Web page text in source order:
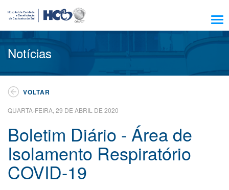
Sobre Nós
Amigo HCB
Notícias
Trabalhe Conosco
Residência, Ensino e Pesquisa
Nossos Serviços
Encontre seu médico
Pacientes e Visitantes
Notícias
VOLTAR
QUARTA-FEIRA, 29 DE ABRIL DE 2020
Boletim Diário - Área de
Isolamento Respiratório
COVID-19